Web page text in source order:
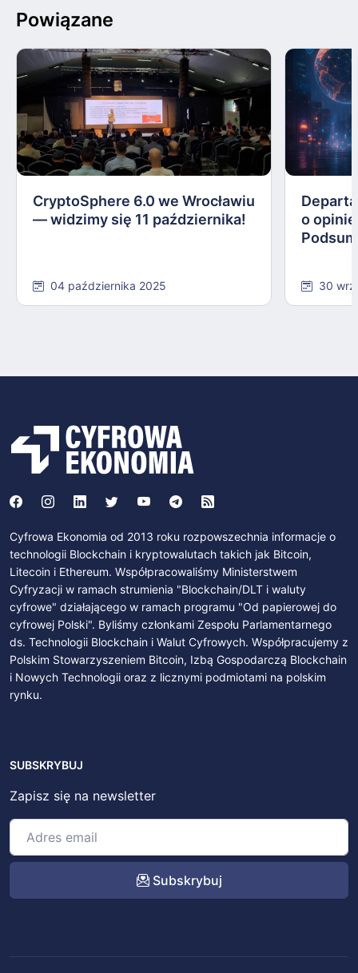
Powiązane
CryptoSphere 6.0 we Wrocławiu
— widzimy się 11 października!
04 października 2025
o opinie
30
Cyfrowa Ekonomia od 2013 roku rozpowszechnia informacje o
technologii Blockchain i kryptowalutach takich jak Bitcoin,
Litecoin i Ethereum. Współpracowaliśmy Ministerstwem
Cyfryzacji w ramach strumienia "Blockchain/DLT i waluty
cyfrowe" działającego w ramach programu "Od papierowej do
cyfrowej Polski". Byliśmy członkami Zespołu Parlamentarnego
ds. Technologii Blockchain i Walut Cyfrowych. Współpracujemy z
Polskim Stowarzyszeniem Bitcoin, Izbą Gospodarczą Blockchain
i Nowych Technologii oraz z licznymi podmiotami na polskim
rynku.
SUBSKRYBUJ
Zapisz się na newsletter
Subskrybuj